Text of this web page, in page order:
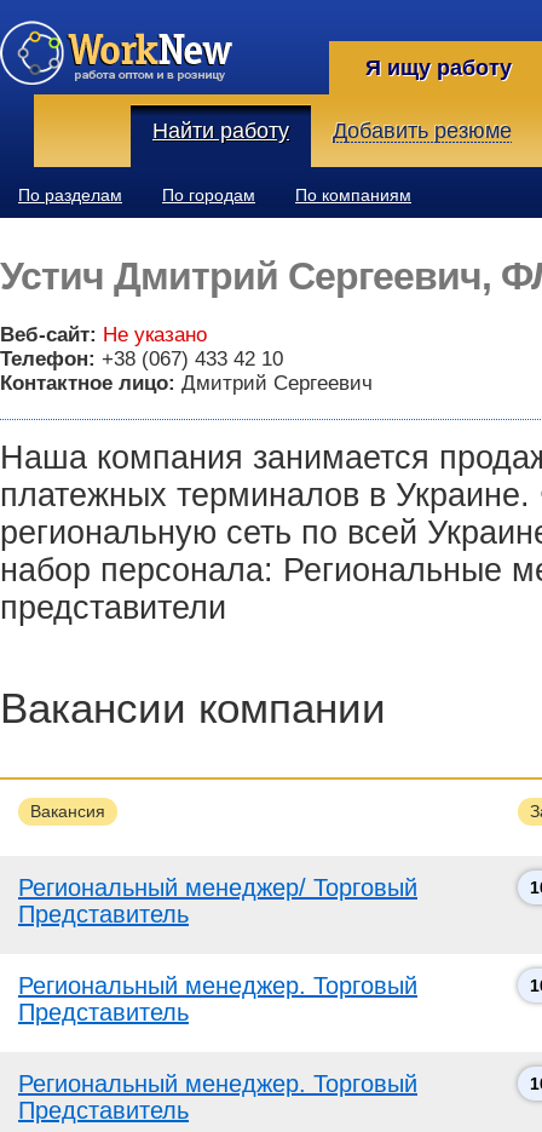
Я ищу работу
Найти работу Добавить резюме
По разделам По городам По компаниям
Устич Дмитрий Сергеевич,
Веб-сайт: Не указано
Телефон: +38 (067) 433 42 10
Контактное лицо: Дмитрий Сергеевич
Наша компания занимается
платежных терминалов в
региональную сеть по всей
набор персонала: Региональные
представители
Вакансии компании
Вакансия
Региональный менеджер/ Торговый
Представитель
Региональный менеджер. Торговый
Представитель
Региональный менеджер. Торговый
Представитель